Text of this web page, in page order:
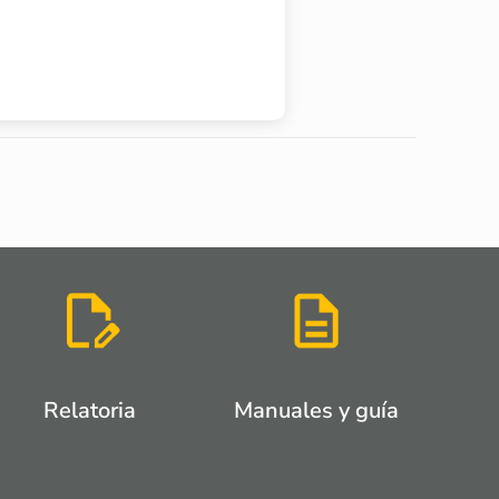
Relatoria Manuales y guía